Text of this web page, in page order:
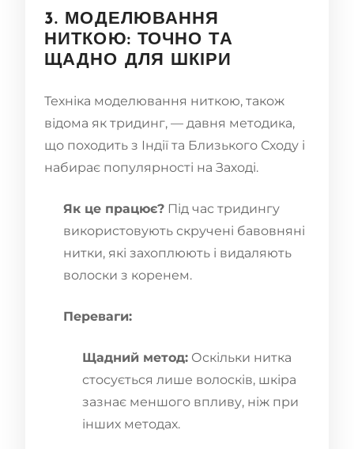
3. МОДЕЛЮВАННЯ
НИТКОЮ: ТОЧНО ТА
ЩАДНО ДЛЯ ШКІРИ
Техніка моделювання ниткою, також
відома як тридинг, — давня методика,
що походить з Індії та Близького Сходу і
набирає популярності на Заході.
Як це працює? Під час тридингу
використовують скручені бавовняні
нитки, які захоплюють і видаляють
волоски з коренем.
Переваги:
Щадний метод: Оскільки нитка
стосується лише волосків, шкіра
зазнає меншого впливу, ніж при
інших методах.